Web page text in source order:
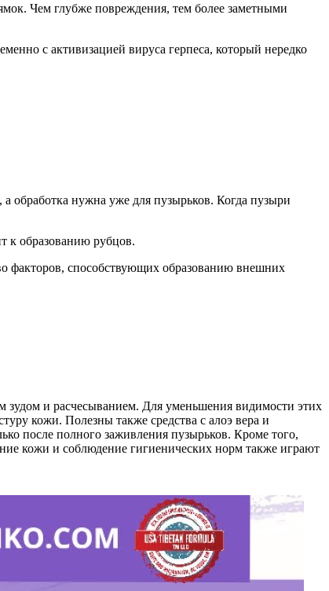
Чем глубже повреждения, тем более заметными
с активизацией вируса герпеса, который нередко
обработка нужна уже для пузырьков. Когда пузыри
к образованию рубцов.
факторов, способствующих образованию внешних
зудом и расчесыванием. Для уменьшения видимости этих
кожи. Полезны также средства с алоэ вера и
после полного заживления пузырьков. Кроме того,
кожи и соблюдение гигиенических норм также играют